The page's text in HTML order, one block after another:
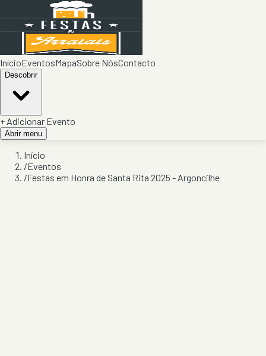
InícioEventosMapaSobre NósContacto
Descobrir
+ Adicionar Evento
Abrir menu
Início
/Eventos
/Festas em Honra de Santa Rita 2025 - Argoncilhe